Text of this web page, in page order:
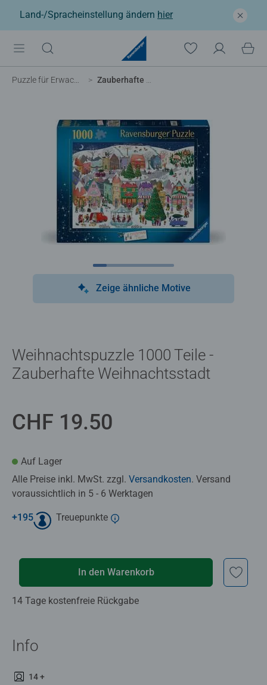
Land-/Spracheinstellung ändern hier
Puzzle für Erwachsene Zauberhafte Weihnachtsstadt
Zeige ähnliche Motive
Weihnachtspuzzle 1000 Teile -
Zauberhafte Weihnachtsstadt
CHF 19.50
Auf Lager
Alle Preise inkl. MwSt. zzgl. Versandkosten. Versand
voraussichtlich in 5 - 6 Werktagen
+195 Treuepunkte
In den Warenkorb
14 Tage kostenfreie Rückgabe
Info
14 +